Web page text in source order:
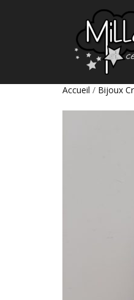
Accueil / Bijoux